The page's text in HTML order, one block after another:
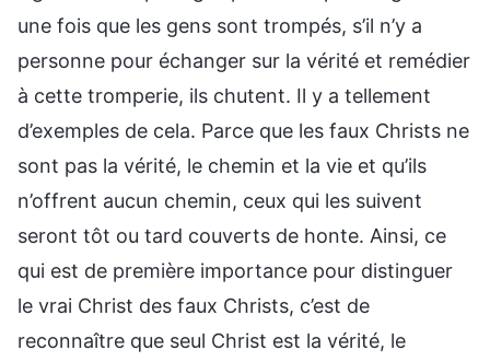
une fois que les gens sont trompés, s’il n’y a
personne pour échanger sur la vérité et remédier
à cette tromperie, ils chutent. Il y a tellement
d’exemples de cela. Parce que les faux Christs ne
sont pas la vérité, le chemin et la vie et qu’ils
n’offrent aucun chemin, ceux qui les suivent
seront tôt ou tard couverts de honte. Ainsi, ce
qui est de première importance pour distinguer
le vrai Christ des faux Christs, c’est de
reconnaître que seul Christ est la vérité, le